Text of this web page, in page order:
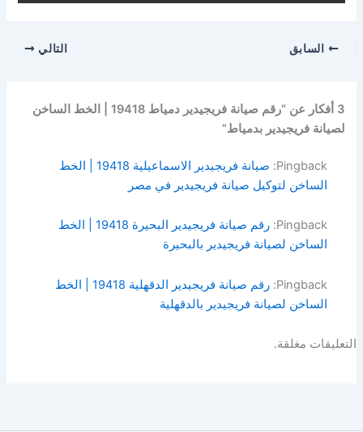
السابق التالي
3 أفكار عن “رقم صيانة فريجيدير دمياط 19418 | الخط الساخن
لصيانة فريجيدير بدمياط”
Pingback:
صيانة فريجيدير الاسماعيلية 19418 | الخط
الساخن لتوكيل صيانة فريجيدير في مصر
Pingback:
رقم صيانة فريجيدير البحيرة 19418 | الخط
الساخن لصيانة فريجيدير بالبحيرة
Pingback:
رقم صيانة فريجيدير الدقهلية 19418 | الخط
الساخن لصيانة فريجيدير بالدقهلية
التعليقات مغلقة.